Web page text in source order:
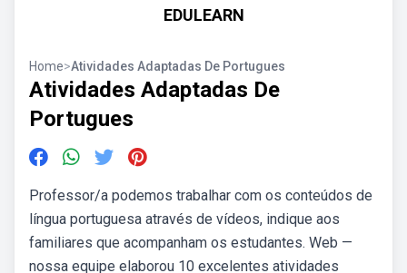
EDULEARN
Home>Atividades Adaptadas De Portugues
Atividades Adaptadas De
Portugues
Professor/a podemos trabalhar com os conteúdos de
língua portuguesa através de vídeos, indique aos
familiares que acompanham os estudantes. Web —
nossa equipe elaborou 10 excelentes atividades